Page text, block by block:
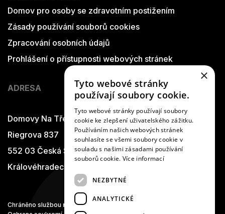
Domov pro osoby se zdravotním postižením
Zásady používání souborů cookies
Zpracování osobních údajů
Prohlášení o přístupnosti webových stránek
ADRESA
Domovy Na Třešňovce
Riegrova 837
552 03 Česká Skalice
Královéhradecký kraj
Chráněno službou reCAPTCHA
×
Tyto webové stránky
používají soubory cookie.
Tyto webové stránky používají soubory
cookie ke zlepšení uživatelského zážitku.
Používáním našich webových stránek
souhlasíte se všemi soubory cookie v
souladu s našimi zásadami používání
souborů cookie. Více informací
NEZBYTNÉ
ANALYTICKÉ